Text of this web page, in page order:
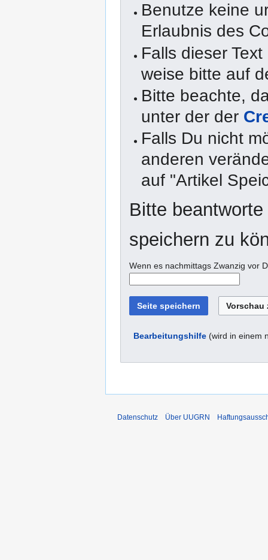
Benutze keine
Erlaubnis des
Falls dieser
weise bitte auf
Bitte beachte,
unter der der
Falls Du nicht
anderen
auf "Artikel
Bitte
speichern zu
Wenn es nachmittags Zwanzig vor
Bearbeitungshilfe (wird in einem
Datenschutz Über UUGRN